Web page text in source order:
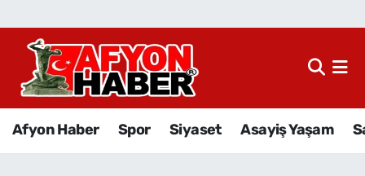
Afyon Haber Spor Siyaset Asayiş Yaşam
Afyon Haber